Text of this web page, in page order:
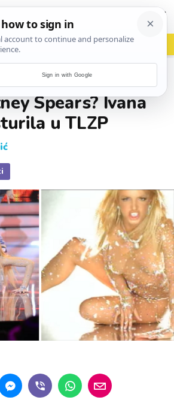
vrh! woot?!
Spears? Ivana
u TLZP
Sign in with Google